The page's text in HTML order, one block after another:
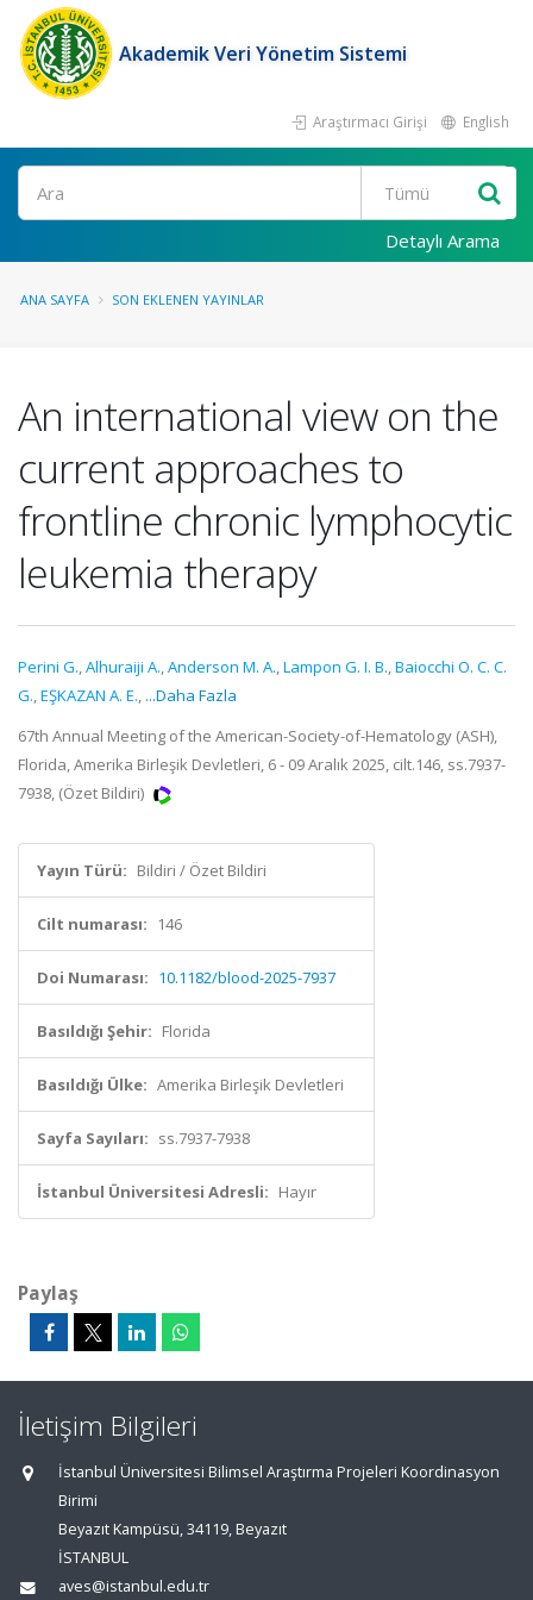
Akademik Veri Yönetim Sistemi
Araştırmacı Girişi English
Ara
Detaylı Arama
ANA SAYFA SON EKLENEN YAYINLAR
An international view on the
current approaches to
frontline chronic lymphocytic
leukemia therapy
Perini G.,Alhuraiji A.,Anderson M. A.,Lampon G. I. B.,Baiocchi O. C. C.
G.,EŞKAZAN A. E., ...Daha Fazla
67th Annual Meeting of the American-Society-of-Hematology (ASH),
Florida, Amerika Birleşik Devletleri, 6 - 09 Aralık 2025, cilt.146, ss.7937-
7938, (Özet Bildiri)
Yayın Türü: Bildiri / Özet Bildiri
Cilt numarası: 146
Doi Numarası: 10.1182/blood-2025-7937
Basıldığı Şehir: Florida
Basıldığı Ülke: Amerika Birleşik Devletleri
Sayfa Sayıları: ss.7937-7938
İstanbul Üniversitesi Adresli: Hayır
Paylaş
İletişim Bilgileri
İstanbul Üniversitesi Bilimsel Araştırma Projeleri Koordinasyon
Birimi
Beyazıt Kampüsü, 34119, Beyazıt
İSTANBUL
aves@istanbul.edu.tr